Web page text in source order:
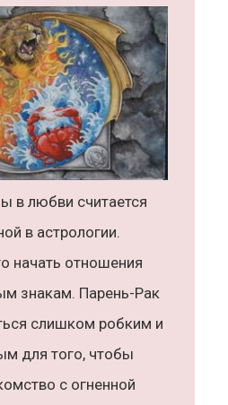
в любви считается
в астрологии.
начать отношения
знакам. Парень-Рак
слишком робким и
для того, чтобы
с огненной